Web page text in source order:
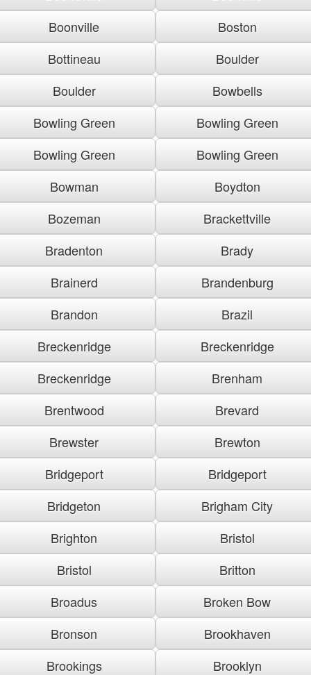
Boonville
Boston
Bottineau
Boulder
Boulder
Bowbells
Bowling Green
Bowling Green
Bowling Green
Bowling Green
Bowman
Boydton
Bozeman
Brackettville
Bradenton
Brady
Brainerd
Brandenburg
Brandon
Brazil
Breckenridge
Breckenridge
Breckenridge
Brenham
Brentwood
Brevard
Brewster
Brewton
Bridgeport
Bridgeport
Bridgeton
Brigham City
Brighton
Bristol
Bristol
Britton
Broadus
Broken Bow
Bronson
Brookhaven
Brookings
Brooklyn